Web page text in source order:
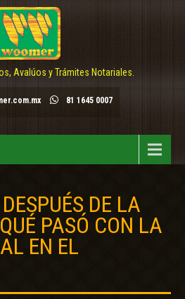
Avalúos y Trámites Notariales.
81 1645 0007
DE LA
PASÓ CON LA
EN EL